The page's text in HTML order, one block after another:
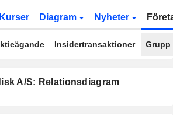
Kurser Diagram Nyheter
Insidertransaktioner Grupp
A/S: Relationsdiagram